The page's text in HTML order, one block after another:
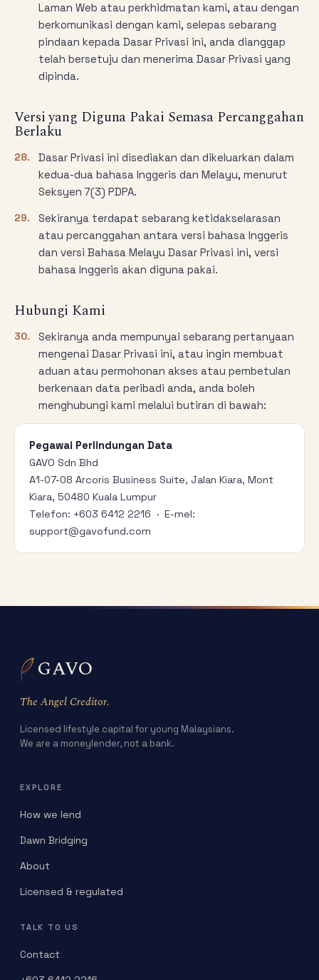
Laman Web atau perkhidmatan kami, atau dengan
berkomunikasi dengan kami, selepas sebarang
pindaan kepada Dasar Privasi ini, anda dianggap
telah bersetuju dan menerima Dasar Privasi yang
dipinda.
Versi yang Diguna Pakai Semasa Percanggahan
Berlaku
28.
Dasar Privasi ini disediakan dan dikeluarkan dalam
kedua-dua bahasa Inggeris dan Melayu, menurut
Seksyen 7(3) PDPA.
29.
Sekiranya terdapat sebarang ketidakselarasan
atau percanggahan antara versi bahasa Inggeris
dan versi Bahasa Melayu Dasar Privasi ini, versi
bahasa Inggeris akan diguna pakai.
Hubungi Kami
30.
Sekiranya anda mempunyai sebarang pertanyaan
mengenai Dasar Privasi ini, atau ingin membuat
aduan atau permohonan akses atau pembetulan
berkenaan data peribadi anda, anda boleh
menghubungi kami melalui butiran di bawah:
Pegawai Perlindungan Data
GAVO Sdn Bhd
A1-07-08 Arcoris Business Suite, Jalan Kiara, Mont
Kiara, 50480 Kuala Lumpur
Telefon: +603 6412 2216 · E-mel:
support@gavofund.com
GAVO
The Angel Creditor.
Licensed lifestyle capital for young Malaysians.
We are a moneylender, not a bank.
EXPLORE
How we lend
Dawn Bridging
About
Licensed & regulated
TALK TO US
Contact